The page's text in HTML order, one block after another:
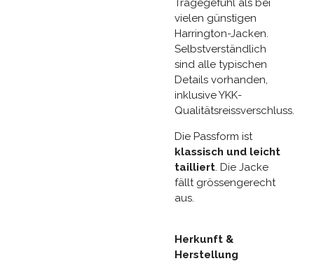
vielen günstigen
Harrington-Jacken.
Selbstverständlich
sind alle typischen
Details vorhanden,
inklusive YKK-
Qualitätsreissverschluss.
Die Passform ist
klassisch und leicht
tailliert . Die Jacke
fällt grössengerecht
aus.
Herkunft &
Herstellung